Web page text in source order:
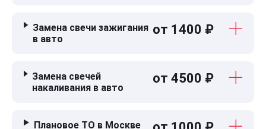
Замена свечи зажигания
в авто
от 1400 ₽
Замена свечей
накаливания в авто
от 4500 ₽
Плановое ТО в Москве